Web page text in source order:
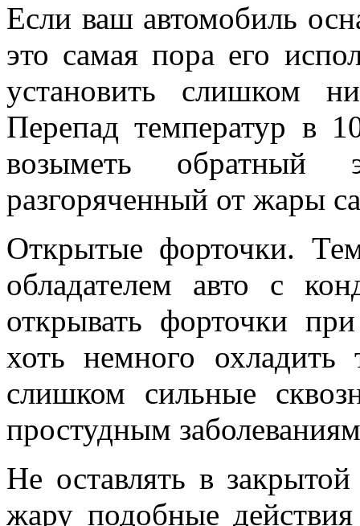
Если ваш автомобиль
это самая пора его
установить слишком
Перепад температур в
возыметь обратный
разгоряченный от жары
Открытые форточки.
обладателем авто с
открывать форточки
хоть немного охладить
слишком сильные
простудным
Не оставлять в
жару подобные